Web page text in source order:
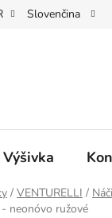
Slovenčina
/ VENTURELLI /
neonóvo ružové